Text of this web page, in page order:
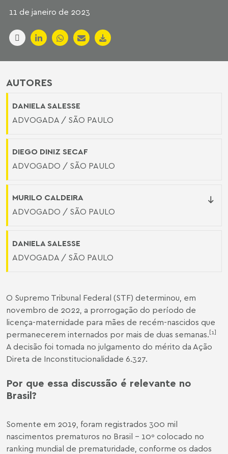
11 de janeiro de 2023
AUTORES
DANIELA SALESSE
ADVOGADA / SÃO PAULO
DIEGO DINIZ SECAF
ADVOGADO / SÃO PAULO
MURILO CALDEIRA
ADVOGADO / SÃO PAULO
DANIELA SALESSE
ADVOGADA / SÃO PAULO
O Supremo Tribunal Federal (STF) determinou, em
novembro de 2022, a prorrogação do período de
licença-maternidade para mães de recém-nascidos que
permanecerem internados por mais de duas semanas.[1]
A decisão foi tomada no julgamento do mérito da Ação
Direta de Inconstitucionalidade 6.327.
Por que essa discussão é relevante no
Brasil?
Somente em 2019, foram registrados 300 mil
nascimentos prematuros no Brasil – 10º colocado no
ranking mundial de prematuridade, conforme os dados